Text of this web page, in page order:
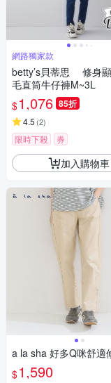
網路獨家款
betty’s貝蒂思 修身
毛直筒牛仔褲M~3L
$1,076 85折
4.5 (2)
限時下殺 券
加入購物車
a la sha 好多Q咪舒適
$1,590